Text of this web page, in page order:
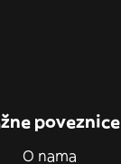
poveznice
O nama